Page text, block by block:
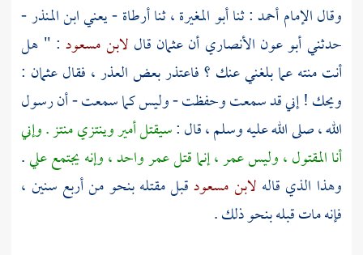
وقال الإمامأحمد: ثناأبو المغيرة ،ثناأرطاة - يعني ابن المنذر-
حدثنيأبو عون الأنصاري أنعثمان قال لابن مسعود : " هل
أنت منته عما بلغني عنك ؟ فاعتذر بعض العذر ، فقالعثمان :
ويحك ! إني قد سمعت وحفظت - وليس كما سمعت - أن رسول
الله ، صلى الله عليه وسلم ، قال :سيقتل أمير وينتزي منتز . وإني
أنا المقتول ، وليسعمر ،إنما قتلعمرواحد ، وإنه يجتمع علي.
وهذا الذي قاله لابن مسعودقبل مقتله بنحو من أربع سنين ،
فإنه مات قبله بنحو ذلك .